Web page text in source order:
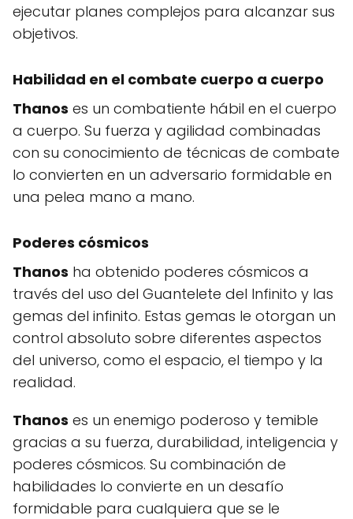
ejecutar planes complejos para alcanzar sus
objetivos.
Habilidad en el combate cuerpo a cuerpo
Thanos es un combatiente hábil en el cuerpo
a cuerpo. Su fuerza y agilidad combinadas
con su conocimiento de técnicas de combate
lo convierten en un adversario formidable en
una pelea mano a mano.
Poderes cósmicos
Thanos ha obtenido poderes cósmicos a
través del uso del Guantelete del Infinito y las
gemas del infinito. Estas gemas le otorgan un
control absoluto sobre diferentes aspectos
del universo, como el espacio, el tiempo y la
realidad.
Thanos es un enemigo poderoso y temible
gracias a su fuerza, durabilidad, inteligencia y
poderes cósmicos. Su combinación de
habilidades lo convierte en un desafío
formidable para cualquiera que se le